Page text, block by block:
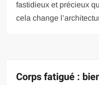
fastidieux et précieux
cela change
Corps fatigué :